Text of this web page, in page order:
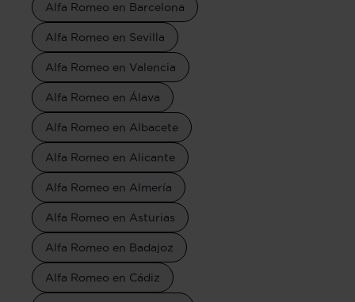
Alfa Romeo en Barcelona
Alfa Romeo en Sevilla
Alfa Romeo en Valencia
Alfa Romeo en Álava
Alfa Romeo en Albacete
Alfa Romeo en Alicante
Alfa Romeo en Almería
Alfa Romeo en Asturias
Alfa Romeo en Badajoz
Alfa Romeo en Cádiz